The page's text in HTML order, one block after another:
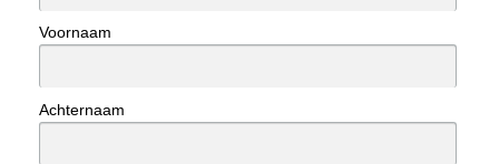
Voornaam
Achternaam